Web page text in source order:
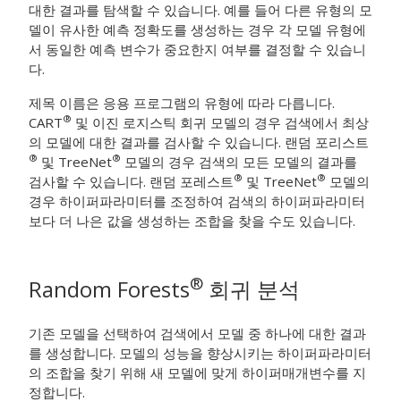
대한 결과를 탐색할 수 있습니다. 예를 들어 다른 유형의 모
델이 유사한 예측 정확도를 생성하는 경우 각 모델 유형에
서 동일한 예측 변수가 중요한지 여부를 결정할 수 있습니
다.
제목 이름은 응용 프로그램의 유형에 따라 다릅니다.
CART® 및 이진 로지스틱 회귀 모델의 경우 검색에서 최상
의 모델에 대한 결과를 검사할 수 있습니다. 랜덤 포리스트
® 및 TreeNet® 모델의 경우 검색의 모든 모델의 결과를
검사할 수 있습니다. 랜덤 포레스트® 및 TreeNet® 모델의
경우 하이퍼파라미터를 조정하여 검색의 하이퍼파라미터
보다 더 나은 값을 생성하는 조합을 찾을 수도 있습니다.
Random Forests® 회귀 분석
기존 모델을 선택하여 검색에서 모델 중 하나에 대한 결과
를 생성합니다. 모델의 성능을 향상시키는 하이퍼파라미터
의 조합을 찾기 위해 새 모델에 맞게 하이퍼매개변수를 지
정합니다.